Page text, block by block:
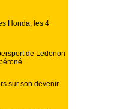
Honda, les 4
de Ledenon
sur son devenir